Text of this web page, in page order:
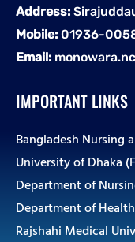
Address:
Mobile: 01936-
Email:
IMPORTANT LINKS
Bangladesh Nursing
University of Dhaka
Department of
Department of Health
Rajshahi Medical